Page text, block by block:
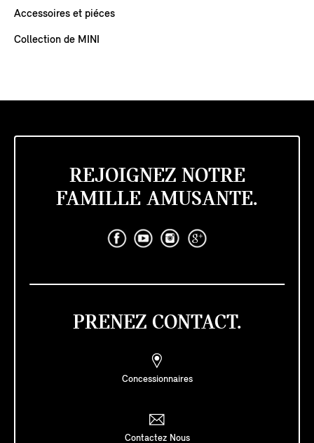
Accessoires et piéces
Collection de MINI
REJOIGNEZ NOTRE
FAMILLE AMUSANTE.
PRENEZ CONTACT.
Concessionnaires
Contactez Nous